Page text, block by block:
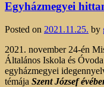
Egyházmegyei
Posted on 2021.11.25. by
2021. november 24-én
Általános Iskola és
egyházmegyei
témája Szent József